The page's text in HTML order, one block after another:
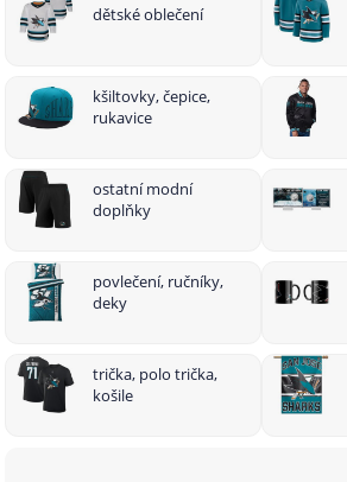
dětské oblečení
kšiltovky, čepice,
rukavice
ostatní modní
doplňky
povlečení, ručníky,
deky
trička, polo trička,
košile